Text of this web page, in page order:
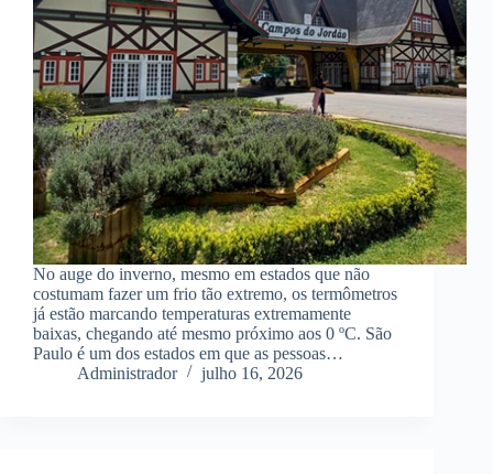
No auge do inverno, mesmo em estados que não
costumam fazer um frio tão extremo, os termômetros
já estão marcando temperaturas extremamente
baixas, chegando até mesmo próximo aos 0 ºC. São
Paulo é um dos estados em que as pessoas…
Administrador
julho 16, 2026